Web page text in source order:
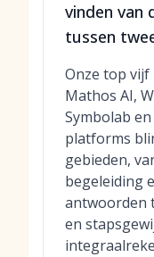
vinden van
tussen
Onze top vijf
Mathos AI,
Symbolab en
platforms
gebieden,
begeleiding
antwoorden
en